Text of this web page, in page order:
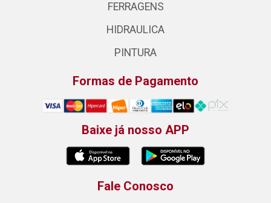
FERRAGENS
HIDRAULICA
PINTURA
Formas de Pagamento
Baixe já nosso APP
Fale Conosco